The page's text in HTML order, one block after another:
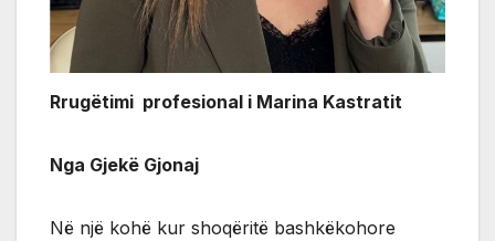
Rrugëtimi profesional i Marina Kastratit
Nga Gjekë Gjonaj
Në një kohë kur shoqëritë bashkëkohore